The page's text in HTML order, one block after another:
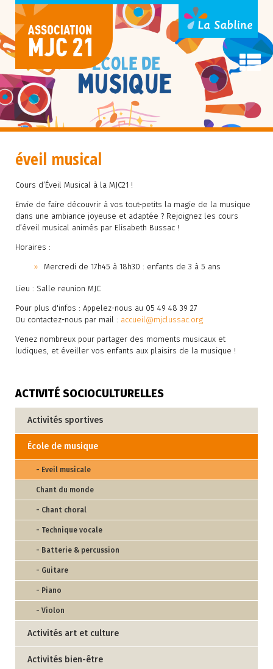
éveil musical
Cours d’Éveil Musical à la MJC21 !
Envie de faire découvrir à vos tout-petits la magie de la musique
dans une ambiance joyeuse et adaptée ? Rejoignez les cours
d’éveil musical animés par Elisabeth Bussac !
Horaires :
Mercredi de 17h45 à 18h30 : enfants de 3 à 5 ans
Lieu : Salle reunion MJC
Pour plus d'infos : Appelez-nous au 05 49 48 39 27
Ou contactez-nous par mail : accueil@mjclussac.org
Venez nombreux pour partager des moments musicaux et
ludiques, et éveiller vos enfants aux plaisirs de la musique !
ACTIVITÉ SOCIOCULTURELLES
Activités sportives
École de musique
- Eveil musicale
Chant du monde
- Chant choral
- Technique vocale
- Batterie & percussion
- Guitare
- Piano
- Violon
Activités art et culture
Activités bien-être